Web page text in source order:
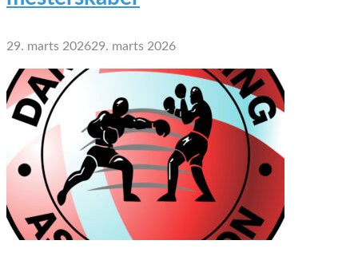
29. marts 202629. marts 2026